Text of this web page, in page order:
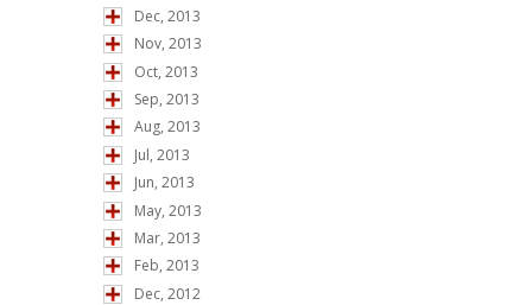
Dec, 2013
Nov, 2013
Oct, 2013
Sep, 2013
Aug, 2013
Jul, 2013
Jun, 2013
May, 2013
Mar, 2013
Feb, 2013
Dec, 2012